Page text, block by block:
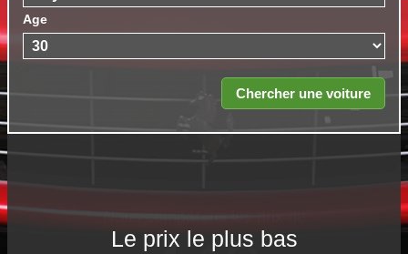
Age
Le prix le​ plus bas